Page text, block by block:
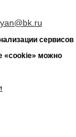
сервисов
«cookie» можно